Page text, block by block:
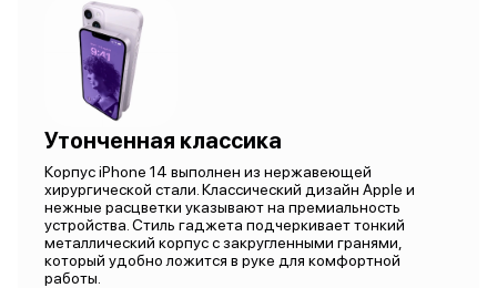
Утонченная классика
Корпус iPhone 14 выполнен из нержавеющей
хирургической стали. Классический дизайн Apple и
нежные расцветки указывают на премиальность
устройства. Стиль гаджета подчеркивает тонкий
металлический корпус с закругленными гранями,
который удобно ложится в руке для комфортной
работы.